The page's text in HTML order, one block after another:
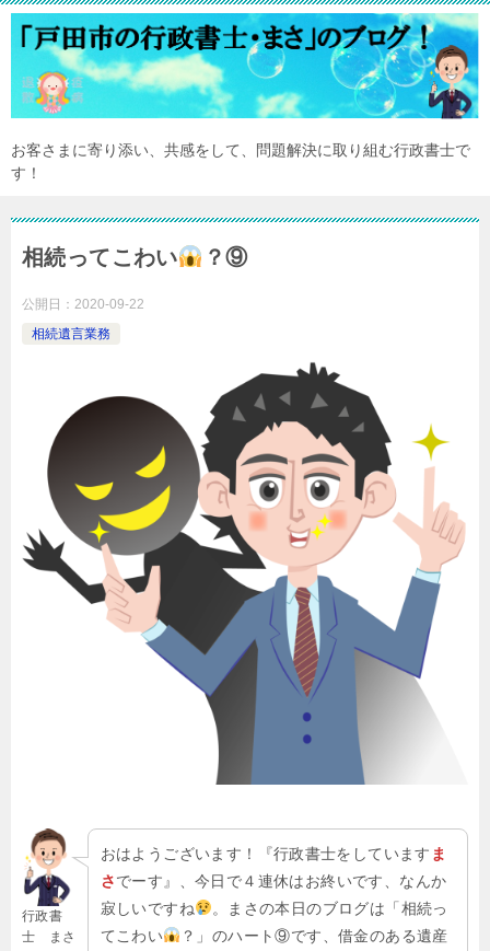
お客さまに寄り添い、共感をして、問題解決に取り組む行政書士で
す！
相続ってこわい ？⑨
公開日： 2020-09-22
相続遺言業務
行政書
士 まさ
おはようございます！『行政書士をしています ま
さでーす』、今日で４連休はお終いです、なんか
寂しいですね
。まさの本日のブログは「相続っ
てこわい
？」のハート⑨です、借金のある遺産